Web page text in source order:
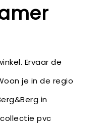
Ervaar de
je in de regio
in
pvc